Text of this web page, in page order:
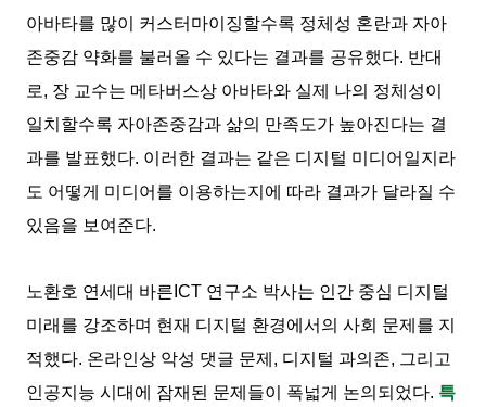
아바타를 많이 커스터마이징할수록 정체성 혼란과 자아
존중감 약화를 불러올 수 있다는 결과를 공유했다. 반대
로, 장 교수는 메타버스상 아바타와 실제 나의 정체성이
일치할수록 자아존중감과 삶의 만족도가 높아진다는 결
과를 발표했다. 이러한 결과는 같은 디지털 미디어일지라
도 어떻게 미디어를 이용하는지에 따라 결과가 달라질 수
있음을 보여준다.
노환호 연세대 바른ICT 연구소 박사는 인간 중심 디지털
미래를 강조하며 현재 디지털 환경에서의 사회 문제를 지
적했다. 온라인상 악성 댓글 문제, 디지털 과의존, 그리고
인공지능 시대에 잠재된 문제들이 폭넓게 논의되었다. 특